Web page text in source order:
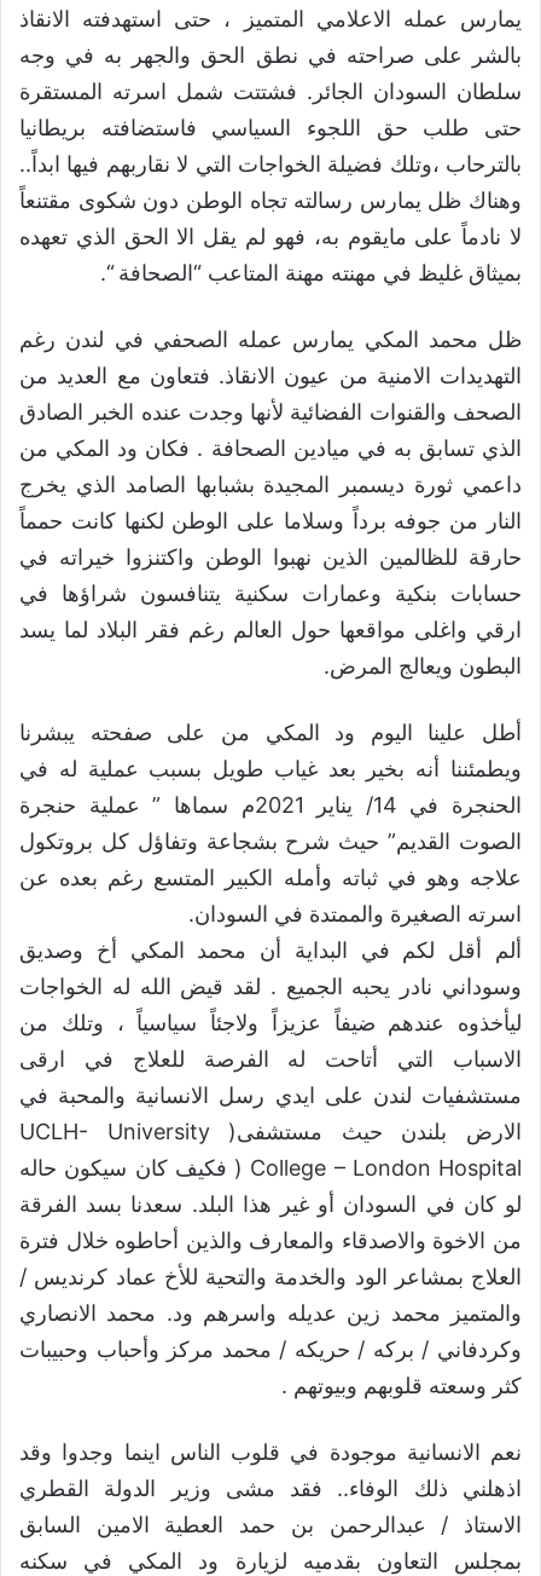
يمارس عمله الاعلامي المتميز ، حتى استهدفته الانقاذ
بالشر على صراحته في نطق الحق والجهر به في وجه
سلطان السودان الجائر. فشتتت شمل اسرته المستقرة
حتى طلب حق اللجوء السياسي فاستضافته بريطانيا
بالترحاب ،وتلك فضيلة الخواجات التي لا نقاربهم فيها ابداً..
وهناك ظل يمارس رسالته تجاه الوطن دون شكوى مقتنعاً
لا نادماً على مايقوم به، فهو لم يقل الا الحق الذي تعهده
بميثاق غليظ في مهنته مهنة المتاعب “الصحافة “.
ظل محمد المكي يمارس عمله الصحفي في لندن رغم
التهديدات الامنية من عيون الانقاذ. فتعاون مع العديد من
الصحف والقنوات الفضائية لأنها وجدت عنده الخبر الصادق
الذي تسابق به في ميادين الصحافة . فكان ود المكي من
داعمي ثورة ديسمبر المجيدة بشبابها الصامد الذي يخرج
النار من جوفه برداً وسلاما على الوطن لكنها كانت حمماً
حارقة للظالمين الذين نهبوا الوطن واكتنزوا خيراته في
حسابات بنكية وعمارات سكنية يتنافسون شراؤها في
ارقي واغلى مواقعها حول العالم رغم فقر البلاد لما يسد
البطون ويعالج المرض.
أطل علينا اليوم ود المكي من على صفحته يبشرنا
ويطمئننا أنه بخير بعد غياب طويل بسبب عملية له في
الحنجرة في 14/ يناير 2021م سماها ” عملية حنجرة
الصوت القديم” حيث شرح بشجاعة وتفاؤل كل بروتكول
علاجه وهو في ثباته وأمله الكبير المتسع رغم بعده عن
اسرته الصغيرة والممتدة في السودان.
ألم أقل لكم في البداية أن محمد المكي أخ وصديق
وسوداني نادر يحبه الجميع . لقد قيض الله له الخواجات
ليأخذوه عندهم ضيفاً عزيزاً ولاجئاً سياسياً ، وتلك من
الاسباب التي أتاحت له الفرصة للعلاج في ارقى
مستشفيات لندن على ايدي رسل الانسانية والمحبة في
الارض بلندن حيث مستشفى( UCLH- University
College – London Hospital ( فكيف كان سيكون حاله
لو كان في السودان أو غير هذا البلد. سعدنا بسد الفرقة
من الاخوة والاصدقاء والمعارف والذين أحاطوه خلال فترة
العلاج بمشاعر الود والخدمة والتحية للأخ عماد كرنديس /
والمتميز محمد زين عديله واسرهم ود. محمد الانصاري
وكردفاني / بركه / حريكه / محمد مركز وأحباب وحبيبات
كثر وسعته قلوبهم وبيوتهم .
نعم الانسانية موجودة في قلوب الناس اينما وجدوا وقد
اذهلني ذلك الوفاء.. فقد مشى وزير الدولة القطري
الاستاذ / عبدالرحمن بن حمد العطية الامين السابق
بمجلس التعاون بقدميه لزيارة ود المكي في سكنه